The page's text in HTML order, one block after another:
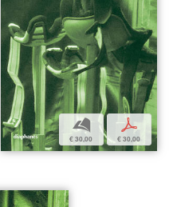
b
€ 30,00
p
€ 30,00